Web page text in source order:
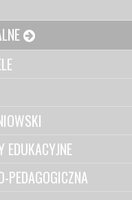
EDUKACYJNE
PEDAGOGICZNA